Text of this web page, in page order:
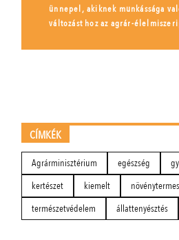
ünnepel, akiknek munkássága
változást hoz az agrár-
CÍMKÉK
Agrárminisztérium egészség
kertészet
kiemelt
természetvédelem
állattenyésztés